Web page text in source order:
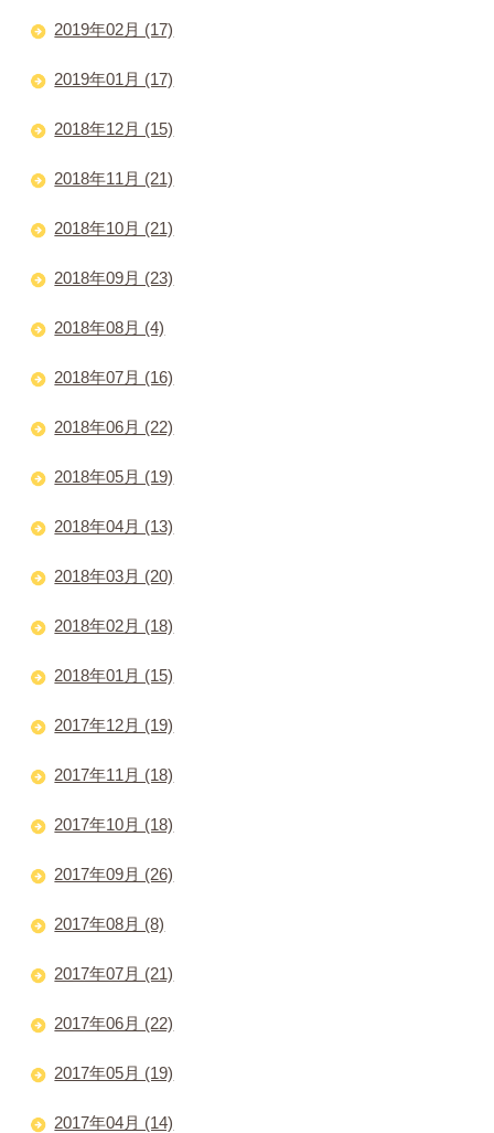
2019年02月 (17)
2019年01月 (17)
2018年12月 (15)
2018年11月 (21)
2018年10月 (21)
2018年09月 (23)
2018年08月 (4)
2018年07月 (16)
2018年06月 (22)
2018年05月 (19)
2018年04月 (13)
2018年03月 (20)
2018年02月 (18)
2018年01月 (15)
2017年12月 (19)
2017年11月 (18)
2017年10月 (18)
2017年09月 (26)
2017年08月 (8)
2017年07月 (21)
2017年06月 (22)
2017年05月 (19)
2017年04月 (14)